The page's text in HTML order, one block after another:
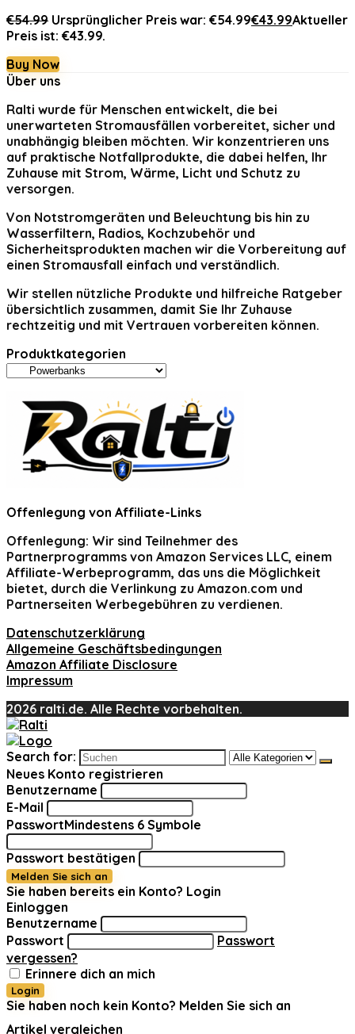
€54.99 Ursprünglicher Preis war: €54.99€43.99Aktueller
Preis ist: €43.99.
Buy Now
Über uns
Ralti wurde für Menschen entwickelt, die bei
unerwarteten Stromausfällen vorbereitet, sicher und
unabhängig bleiben möchten. Wir konzentrieren uns
auf praktische Notfallprodukte, die dabei helfen, Ihr
Zuhause mit Strom, Wärme, Licht und Schutz zu
versorgen.
Von Notstromgeräten und Beleuchtung bis hin zu
Wasserfiltern, Radios, Kochzubehör und
Sicherheitsprodukten machen wir die Vorbereitung auf
einen Stromausfall einfach und verständlich.
Wir stellen nützliche Produkte und hilfreiche Ratgeber
übersichtlich zusammen, damit Sie Ihr Zuhause
rechtzeitig und mit Vertrauen vorbereiten können.
Produktkategorien
Offenlegung von Affiliate-Links
Offenlegung: Wir sind Teilnehmer des
Partnerprogramms von Amazon Services LLC, einem
Affiliate-Werbeprogramm, das uns die Möglichkeit
bietet, durch die Verlinkung zu Amazon.com und
Partnerseiten Werbegebühren zu verdienen.
Datenschutzerklärung
Allgemeine Geschäftsbedingungen
Amazon Affiliate Disclosure
Impressum
2026 ralti.de. Alle Rechte vorbehalten.
Search for:
Neues Konto registrieren
Benutzername
E-Mail
PasswortMindestens 6 Symbole
Passwort bestätigen
Melden Sie sich an
Sie haben bereits ein Konto? Login
Einloggen
Benutzername
Passwort
Passwort
vergessen?
Erinnere dich an mich
Login
Sie haben noch kein Konto? Melden Sie sich an
Artikel vergleichen